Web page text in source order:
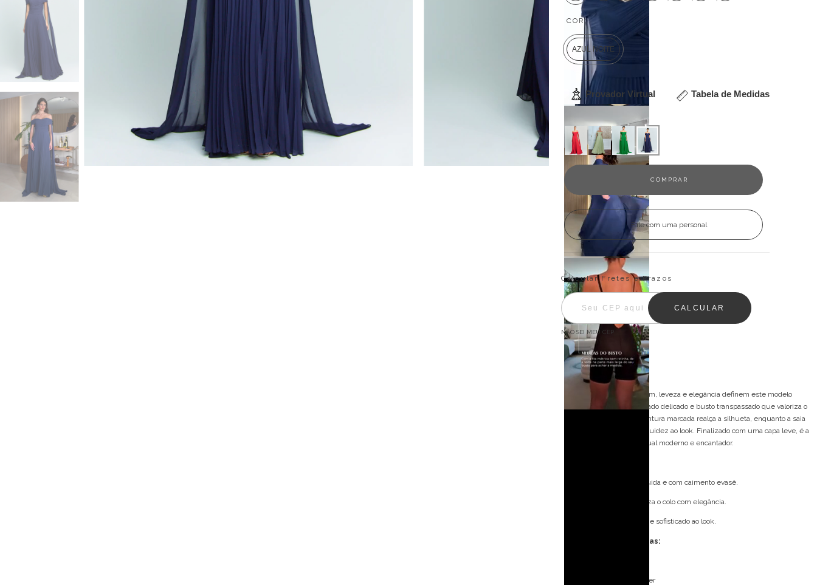
COR:
AZUL NOITE
Provador Virtual Tabela de Medidas
Fale com uma personal
Entregas para o CEP:
Calcular Fretes e Prazos
CALCULAR
NÃO SEI MEU CEP
Descrição
Vestido Longo Stellar Bloom, leveza e elegância definem este modelo
ombro a ombro, com plissado delicado e busto transpassado que valoriza o
colo com sofisticação. A cintura marcada realça a silhueta, enquanto a saia
evasê traz movimento e fluidez ao look. Finalizado com uma capa leve, é a
escolha ideal para um visual moderno e encantador.
Saia plissada: Leve, fluida e com caimento evasê.
Ombro a ombro: Valoriza o colo com elegância.
Capa: Toque moderno e sofisticado ao look.
Especificações Técnicas:
Composição: 100% Poliéster